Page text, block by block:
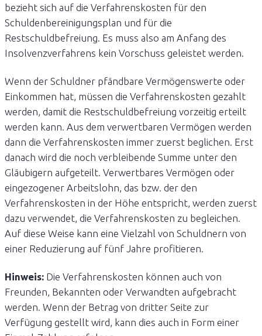
bezieht sich auf die Verfahrenskosten für den
Schuldenbereinigungsplan und für die
Restschuldbefreiung. Es muss also am Anfang des
Insolvenzverfahrens kein Vorschuss geleistet werden.
Wenn der Schuldner pfändbare Vermögenswerte oder
Einkommen hat, müssen die Verfahrenskosten gezahlt
werden, damit die Restschuldbefreiung vorzeitig erteilt
werden kann. Aus dem verwertbaren Vermögen werden
dann die Verfahrenskosten immer zuerst beglichen. Erst
danach wird die noch verbleibende Summe unter den
Gläubigern aufgeteilt. Verwertbares Vermögen oder
eingezogener Arbeitslohn, das bzw. der den
Verfahrenskosten in der Höhe entspricht, werden zuerst
dazu verwendet, die Verfahrenskosten zu begleichen.
Auf diese Weise kann eine Vielzahl von Schuldnern von
einer Reduzierung auf fünf Jahre profitieren.
Hinweis: Die Verfahrenskosten können auch von
Freunden, Bekannten oder Verwandten aufgebracht
werden. Wenn der Betrag von dritter Seite zur
Verfügung gestellt wird, kann dies auch in Form einer